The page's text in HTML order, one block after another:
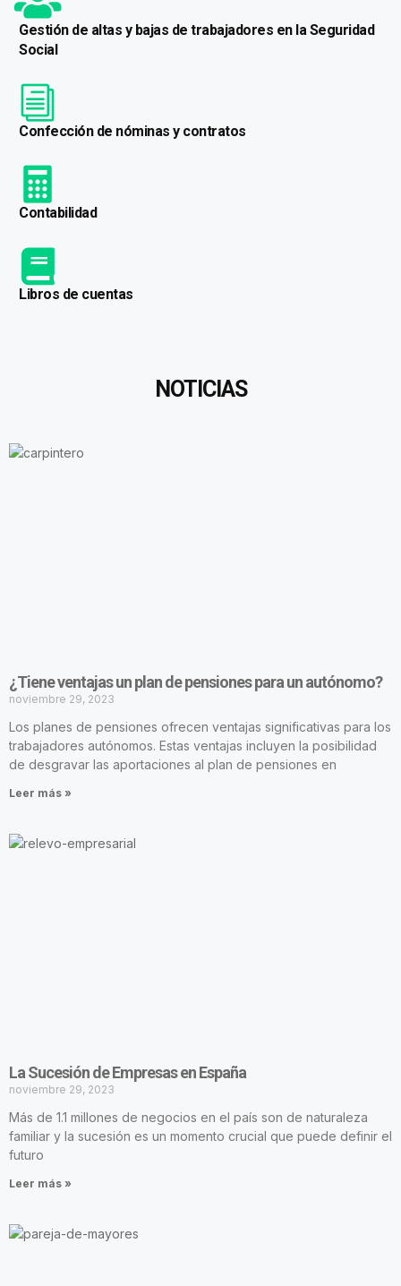
Gestión de altas y bajas de trabajadores en la Seguridad
Social
Confección de nóminas y contratos
Contabilidad
Libros de cuentas
NOTICIAS
¿Tiene ventajas un plan de pensiones para un autónomo?
noviembre 29, 2023
Los planes de pensiones ofrecen ventajas significativas para los
trabajadores autónomos. Estas ventajas incluyen la posibilidad
de desgravar las aportaciones al plan de pensiones en
Leer más »
La Sucesión de Empresas en España
noviembre 29, 2023
Más de 1.1 millones de negocios en el país son de naturaleza
familiar y la sucesión es un momento crucial que puede definir el
futuro
Leer más »